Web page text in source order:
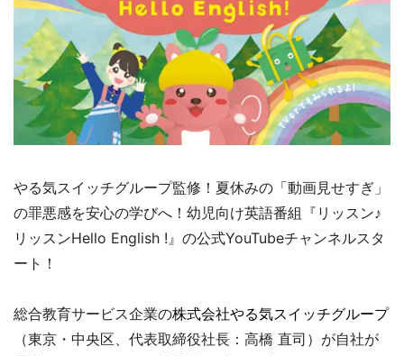
やる気スイッチグループ監修！夏休みの「動画見せすぎ」
の罪悪感を安心の学びへ！幼児向け英語番組『リッスン♪
リッスンHello English !』の公式YouTubeチャンネルスタ
ート！
総合教育サービス企業の株式会社やる気スイッチグループ
（東京・中央区、代表取締役社長：高橋 直司）が自社が